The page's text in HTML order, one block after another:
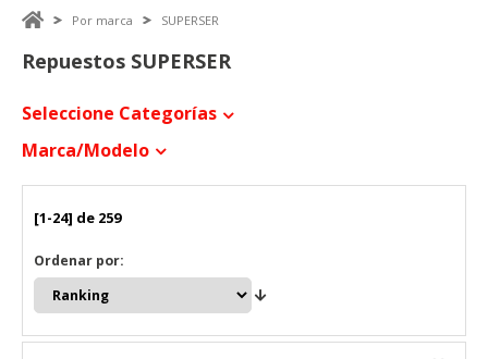
Por marca SUPERSER
Repuestos SUPERSER
Seleccione Categorías
Marca/modelo
[1-24] de 259
Ordenar por: